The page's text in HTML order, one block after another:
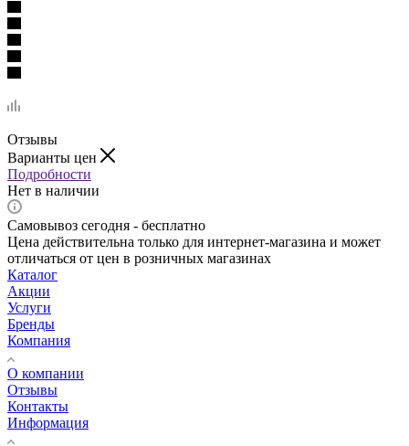
Отзывы
Варианты цен
Подробности
Нет в наличии
Самовывоз сегодня - бесплатно
Цена действительна только для интернет-магазина и может
отличаться от цен в розничных магазинах
Каталог
Акции
Услуги
Бренды
Компания
О компании
Отзывы
Контакты
Информация